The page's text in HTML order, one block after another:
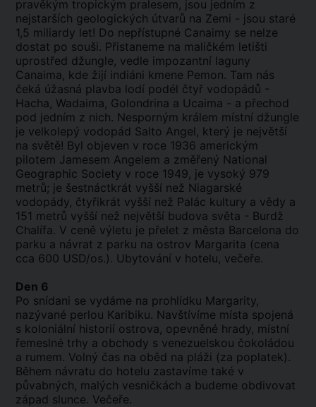
pravěkým tropickým pralesem, jsou jedním z
nejstarších geologických útvarů na Zemi - jsou staré
1,5 miliardy let! Do nepřístupné Canaimy se nelze
dostat po souši. Přistaneme na maličkém letišti
uprostřed džungle, vedle impozantní laguny
Canaima, kde žijí indiáni kmene Pemon. Tam nás
čeká úžasná plavba lodí podél čtyř vodopádů -
Hacha, Wadaima, Golondrina a Ucaima - a přechod
pod jedním z nich. Nesporným králem místní džungle
je velkolepý vodopád Salto Angel, který je největší
na světě! Byl objeven v roce 1936 americkým
pilotem Jamesem Angelem a změřený National
Geographic Society v roce 1949, je vysoký 979
metrů; je šestnáctkrát vyšší než Niagarské
vodopády, čtyřikrát vyšší než Palác kultury a vědy a
151 metrů vyšší než největší budova světa - Burdž
Chalífa. V ceně výletu je přelet z města Barcelona do
parku a návrat z parku na ostrov Margarita (cena
cca 600 USD/os.). Ubytování v hotelu, večeře.
Den 6
Po snídani se vydáme na prohlídku Margarity,
nazývané perlou Karibiku. Navštívíme místa spojená
s koloniální historií ostrova, opevněné hrady, místní
řemeslné trhy a obchody s venezuelskou čokoládou
a rumem. Volný čas na oběd na pláži (za poplatek).
Během návratu do hotelu zastavíme také v
půvabných, malých vesničkách a budeme obdivovat
západ slunce. Večeře.